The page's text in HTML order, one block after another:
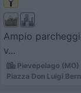
Ampio
v...
Pievepelago
Piazza Don Luigi